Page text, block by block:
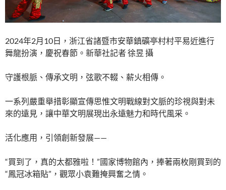
2024年2月10日，浙江省諸暨市安華鎮礦亭村村平易近進行
舞龍扮演，慶祝春節。新華社記者 徐昱 攝
守護根脈、傳承文明，弦歌不輟、薪火相傳。
一系列嚴重舉措彰顯宣傳思惟文明戰線對文脈的珍視與對未
來的遠見，讓中華文明展現出永遠魅力和時代風采。
活化應用，引領創新發展——
“買到了，真的太都雅啦！”國家博物館內，捧著兩枚剛買到的
“鳳冠冰箱貼”，觀眾小袁難掩興奮之情。